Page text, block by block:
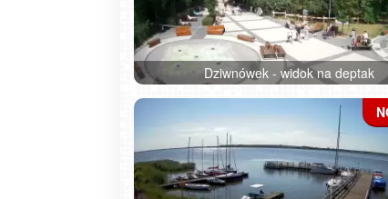
Dziwnówek - widok na deptak